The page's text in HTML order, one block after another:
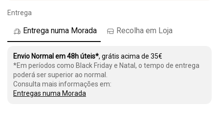
Entrega
Entrega numa Morada Recolha em Loja
Envio Normal em 48h úteis*, grátis acima de 35€
*Em períodos como Black Friday e Natal, o tempo de entrega
poderá ser superior ao normal.
Consulta mais informações em:
Entregas numa Morada